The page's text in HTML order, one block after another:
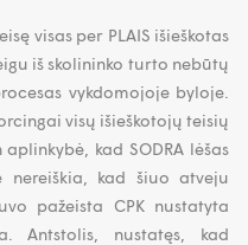
visas per PLAIS išieškotas
iš skolininko turto nebūtų
vykdomojoje byloje.
visų išieškotojų teisių
kad SODRA lėšas
nereiškia, kad šiuo atveju
pažeista CPK nustatyta
Antstolis, nustatęs, kad